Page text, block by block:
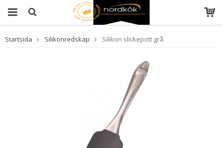
Startsida Silikonredskap Silikon slickepott grå